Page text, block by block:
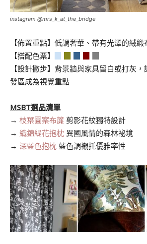
instagram @mrs_k_at_the_bridge
【佈置重點】低調奢華、帶有光澤的絨緞
【搭配色票】
【設計撇步】 背景牆與家具留白或打灰
發區成為視覺重點
MSBT選品清單
→ 枝葉圖案布簾 剪影花紋獨特設計
→ 織錦緹花抱枕 異國風情的森林祕境
→ 深藍色抱枕 藍色調襯托優雅率性